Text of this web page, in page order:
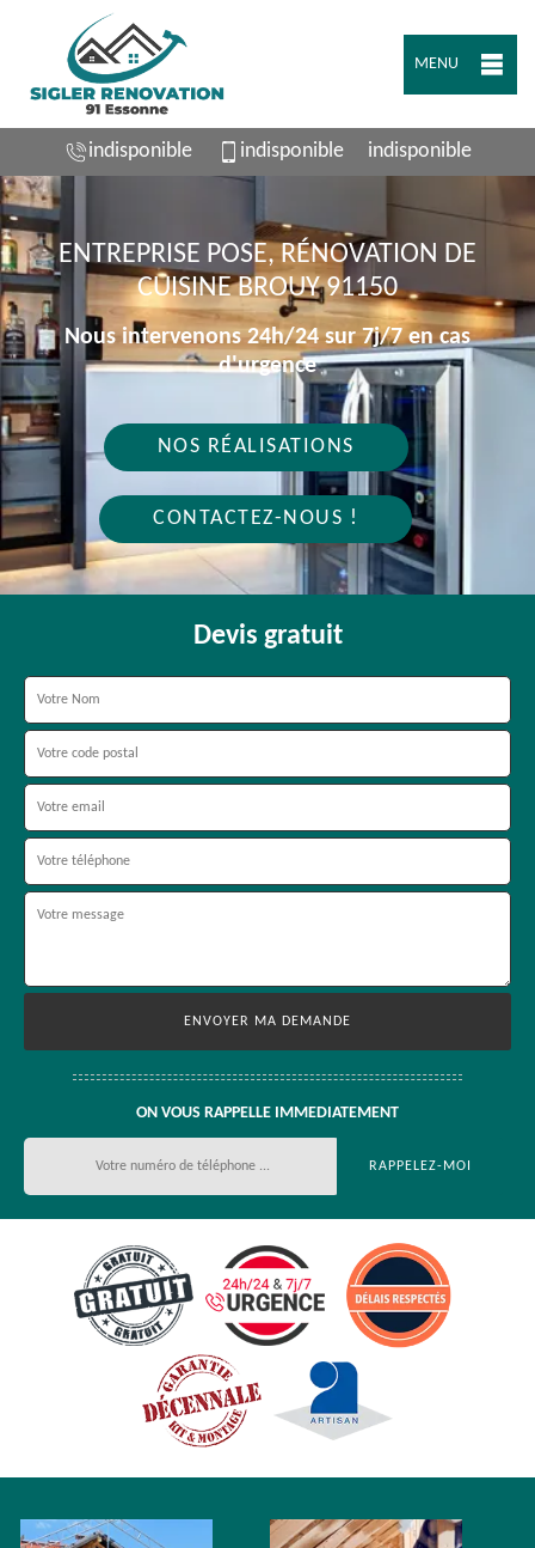
MENU
indisponible indisponible indisponible
ENTREPRISE POSE, RÉNOVATION DE
CUISINE BROUY 91150
Nous intervenons 24h/24 sur 7j/7 en cas
d'urgence
NOS RÉALISATIONS
CONTACTEZ-NOUS !
Devis gratuit
ON VOUS RAPPELLE IMMEDIATEMENT